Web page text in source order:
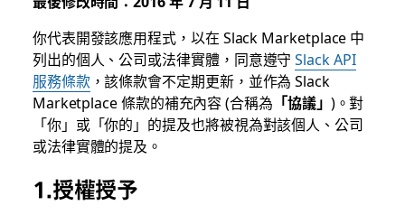
你代表開發該應用程式，以在 Slack Marketplace 中
列出的個人、公司或法律實體，同意遵守Slack API
服務條款 ，該條款會不定期更新，並作為 Slack
Marketplace 條款的補充內容 (合稱為 「協議」 )。對
「你」或「你的」的提及也將被視為對該個人、公司
或法律實體的提及。
1.授權授予